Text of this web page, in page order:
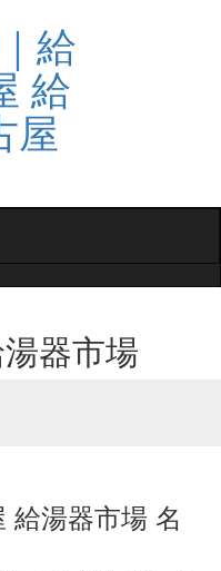
器市場
給湯器市場 名